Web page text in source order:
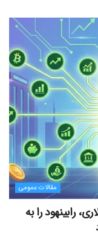
مقالات عمومی
۱۰۰ میلیون دلاری، رابینهود را به